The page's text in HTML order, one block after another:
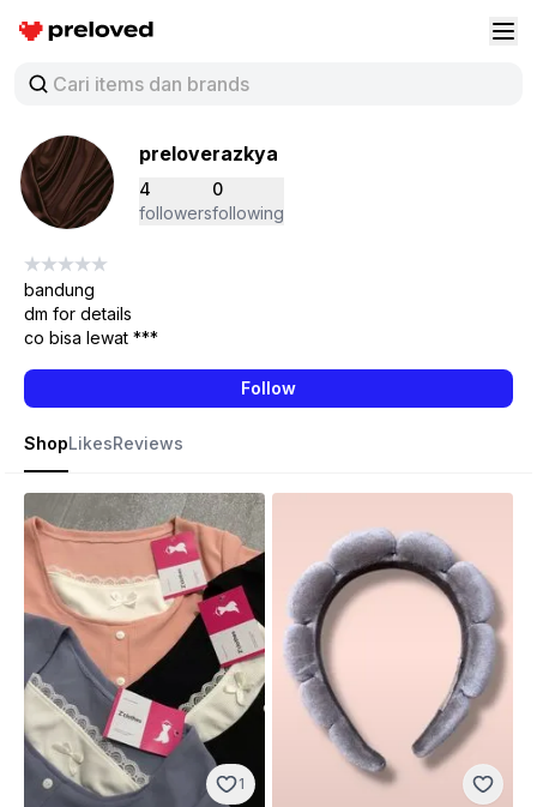
Preloved Indonesia
preloverazkya
4
followers
0
following
bandung
dm for details
co bisa lewat ***
Follow
ShopLikesReviews
1